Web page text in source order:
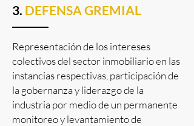
3. DEFENSA GREMIAL
Representación de los intereses
colectivos del sector inmobiliario en las
instancias respectivas, participación de
la gobernanza y liderazgo de la
industria por medio de un permanente
monitoreo y levantamiento de